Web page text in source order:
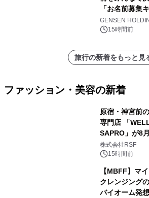
「お名前募集
(土)より開催
GENSEN
15時間前
旅行の新着をもっと見
ファッション・美容の新着
原宿・神宮前
専門店 「
SAPRO」が8
株式会社RSF
15時間前
【MBFF】マ
クレンジング
バイオーム発